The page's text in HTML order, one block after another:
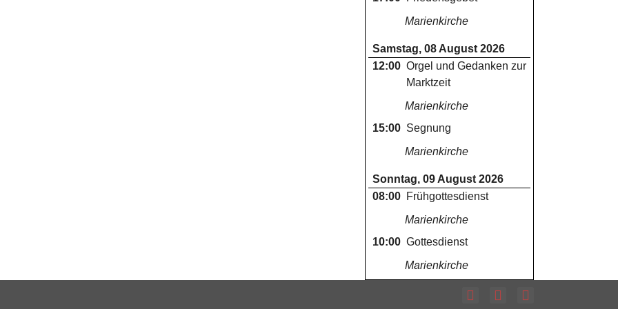
Marienkirche
Samstag, 08 August 2026
12:00 Orgel und Gedanken zur
Marktzeit
Marienkirche
15:00 Segnung
Marienkirche
Sonntag, 09 August 2026
08:00 Frühgottesdienst
Marienkirche
10:00 Gottesdienst
Marienkirche